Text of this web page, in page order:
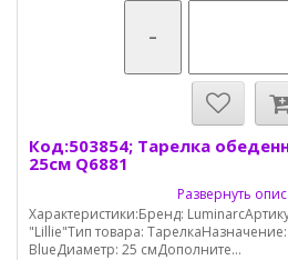
-
Код:503854; Тарелка
25см Q6881
Развернуть
Характеристики:Бренд:
"Lillie"Тип товара:
BlueДиаметр: 25 смДополните...